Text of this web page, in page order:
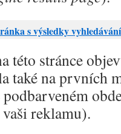
této stránce
také na prvních
reklamu).